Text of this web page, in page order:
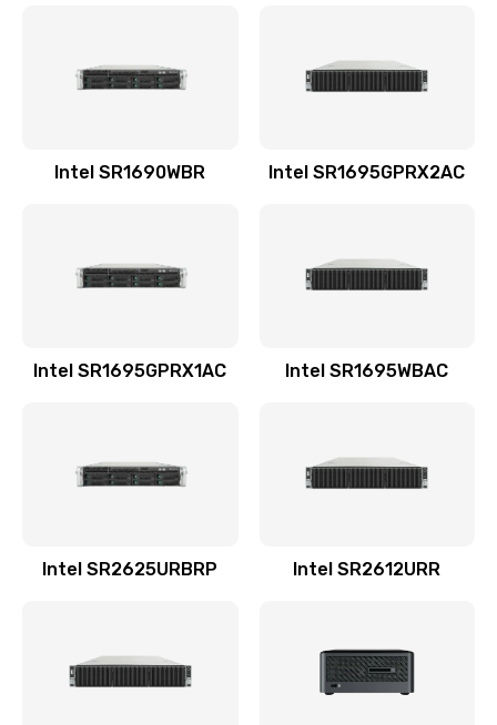
Intel SR1690WBR Intel SR1695GPRX2AC
Intel SR1695GPRX1AC Intel SR1695WBAC
Intel SR2625URBRP Intel SR2612URR